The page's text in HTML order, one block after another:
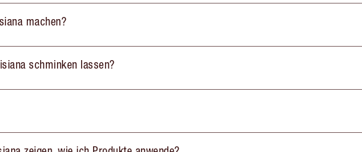
machen?
schminken lassen?